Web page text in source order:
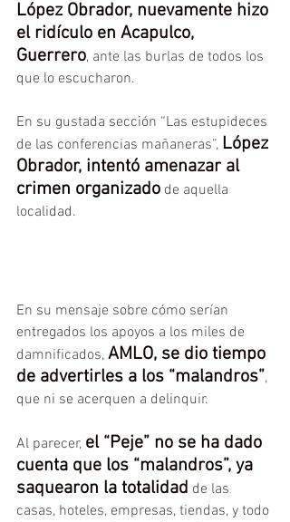
López Obrador, nuevamente hizo
el ridículo en Acapulco,
Guerrero, ante las burlas de todos los
que lo escucharon.
En su gustada sección “Las estupideces
de las conferencias mañaneras”, López
Obrador, intentó amenazar al
crimen organizado de aquella
localidad.
En su mensaje sobre cómo serían
entregados los apoyos a los miles de
damnificados, AMLO, se dio tiempo
de advertirles a los “malandros”,
que ni se acerquen a delinquir.
Al parecer, el “Peje” no se ha dado
cuenta que los “malandros”, ya
saquearon la totalidad de las
casas, hoteles, empresas, tiendas, y todo